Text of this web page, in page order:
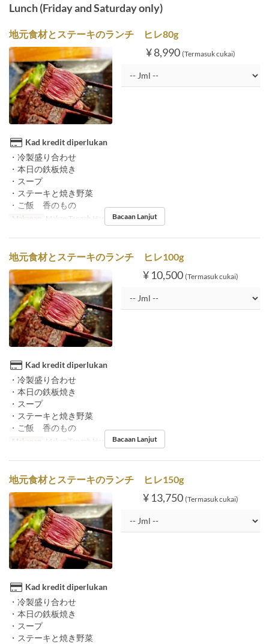
Lunch (Friday and Saturday only)
地元食材とステーキのランチ ヒレ80g
¥ 8,990 (Termasuk cukai)
Kad kredit diperlukan
・冷製盛り合わせ
・本日の鉄板焼き
・スープ
・ステーキと焼き野菜
・ご飯 香のもの
Makanan Makan Tengah Hari Bacaan Lanjut
地元食材とステーキのランチ ヒレ100g
¥ 10,500 (Termasuk cukai)
Kad kredit diperlukan
・冷製盛り合わせ
・本日の鉄板焼き
・スープ
・ステーキと焼き野菜
・ご飯 香のもの
Makanan Makan Tengah Hari Bacaan Lanjut
地元食材とステーキのランチ ヒレ150g
¥ 13,750 (Termasuk cukai)
Kad kredit diperlukan
・冷製盛り合わせ
・本日の鉄板焼き
・スープ
・ステーキと焼き野菜